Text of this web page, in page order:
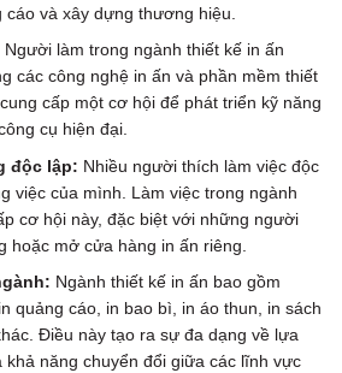
cáo và xây dựng thương hiệu.
Người làm trong ngành thiết kế in ấn
các công nghệ in ấn và phần mềm thiết
cấp một cơ hội để phát triển kỹ năng
cụ hiện đại.
độc lập: Nhiều người thích làm việc độc
việc của mình. Làm việc trong ngành
cơ hội này, đặc biệt với những người
hoặc mở cửa hàng in ấn riêng.
Ngành thiết kế in ấn bao gồm
quảng cáo, in bao bì, in áo thun, in sách
Điều này tạo ra sự đa dạng về lựa
khả năng chuyển đổi giữa các lĩnh vực